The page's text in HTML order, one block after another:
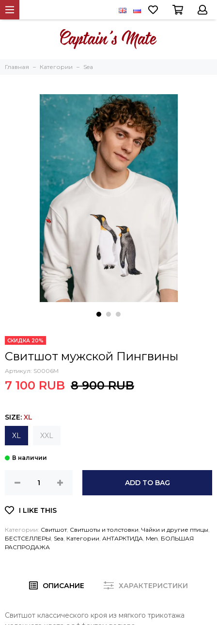
Главная Категории Sea
СКИДКА 20%
Свитшот мужской Пингвины
Артикул: S0006M
7 100 RUB 8 900 RUB
SIZE: XL
XL XXL
ADD TO BAG
Категории: Свитшот, Свитшоты и толстовки Чайки и другие птицы
БЕСТСЕЛЛЕРЫ Sea Категории АНТАРКТИДА Men БОЛЬШАЯ
РАСПРОДАЖА
ОПИСАНИЕ ХАРАКТЕРИСТИКИ
Свитшот классического кроя из мягкого трикотажа